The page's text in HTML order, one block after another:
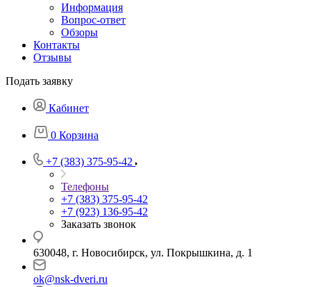
Информация
Вопрос-ответ
Обзоры
Контакты
Отзывы
Подать заявку
Кабинет
0 Корзина
+7 (383) 375-95-42
Телефоны
+7 (383) 375-95-42
+7 (923) 136-95-42
Заказать звонок
630048, г. Новосибирск, ул. Покрышкина, д. 1
ok@nsk-dveri.ru